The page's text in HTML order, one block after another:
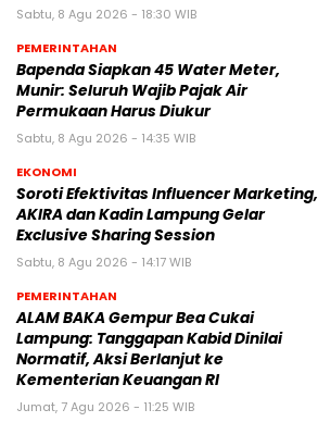
Sabtu, 8 Agu 2026 - 18:30 WIB
PEMERINTAHAN
‎Bapenda Siapkan 45 Water Meter,
Munir: Seluruh Wajib Pajak Air
Permukaan Harus Diukur
Sabtu, 8 Agu 2026 - 14:35 WIB
EKONOMI
Soroti Efektivitas Influencer Marketing,
AKIRA dan Kadin Lampung Gelar
Exclusive Sharing Session
Sabtu, 8 Agu 2026 - 14:17 WIB
PEMERINTAHAN
ALAM BAKA Gempur Bea Cukai
Lampung: Tanggapan Kabid Dinilai
Normatif, Aksi Berlanjut ke
Kementerian Keuangan RI
Jumat, 7 Agu 2026 - 11:25 WIB